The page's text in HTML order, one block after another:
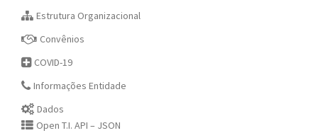
Estrutura Organizacional
Convênios
COVID-19
Informações Entidade
Dados
Open T.I. API – JSON